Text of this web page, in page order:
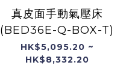
真皮面手動氣壓床
(BED36E-Q-BOX-T)
HK$5,095.20 ~
HK$8,332.20